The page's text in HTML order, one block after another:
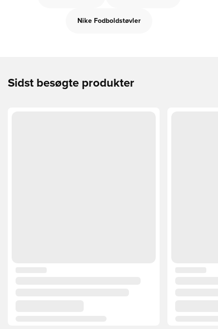
Nike Fodboldstøvler
Sidst besøgte produkter